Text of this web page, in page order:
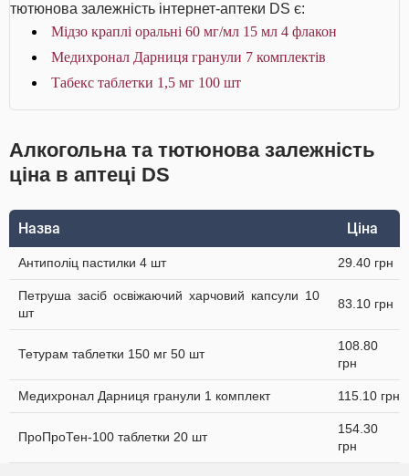
тютюнова залежність інтернет-аптеки DS є:
Мідзо краплі оральні 60 мг/мл 15 мл 4 флакон
Медихронал Дарниця гранули 7 комплектів
Табекс таблетки 1,5 мг 100 шт
Алкогольна та тютюнова залежність
ціна в аптеці DS
Назва Ціна
Антиполіц пастилки 4 шт 29.40 грн
Петруша засіб освіжаючий харчовий капсули 10
шт
83.10 грн
Тетурам таблетки 150 мг 50 шт
108.80
грн
Медихронал Дарниця гранули 1 комплект 115.10 грн
ПроПроТен-100 таблетки 20 шт
154.30
грн